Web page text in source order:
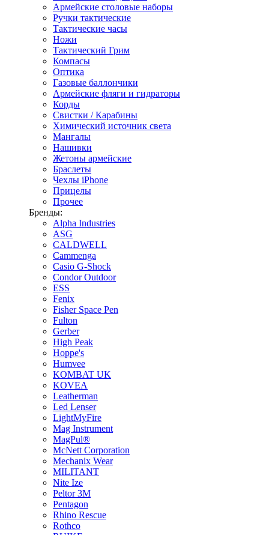
Армейские столовые наборы
Ручки тактические
Тактические часы
Ножи
Тактический Грим
Компасы
Оптика
Газовые баллончики
Армейские фляги и гидраторы
Корды
Свистки / Карабины
Химический источник света
Мангалы
Нашивки
Жетоны армейские
Браслеты
Чехлы iPhone
Прицелы
Прочее
Бренды:
Alpha Industries
ASG
CALDWELL
Cammenga
Casio G-Shock
Condor Outdoor
ESS
Fenix
Fisher Space Pen
Fulton
Gerber
High Peak
Hoppe's
Humvee
KOMBAT UK
KOVEA
Leatherman
Led Lenser
LightMyFire
Mag Instrument
MagPul®
McNett Corporation
Mechanix Wear
MILITANT
Nite Ize
Peltor 3M
Pentagon
Rhino Rescue
Rothco